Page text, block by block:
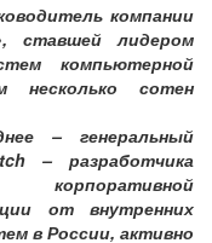
компании
ставшей лидером
компьютерной
несколько сотен
– генеральный
– разработчика
от внутренних
в России, активно